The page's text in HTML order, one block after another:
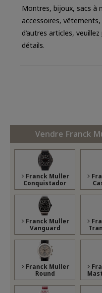
Montres, bijoux, sacs à
accessoires,
d’autres articles, veuillez
détails.
Vendre Franck
Franck Muller
Conquistador
Franck Muller
Vanguard
Franck Muller
Round